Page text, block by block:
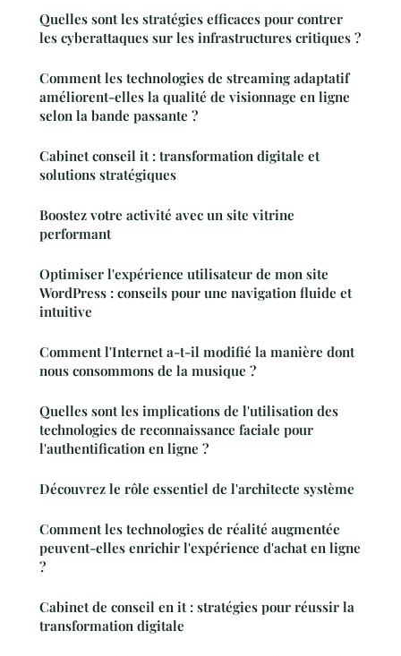
Quelles sont les stratégies efficaces pour contrer
les cyberattaques sur les infrastructures critiques ?
Comment les technologies de streaming adaptatif
améliorent-elles la qualité de visionnage en ligne
selon la bande passante ?
Cabinet conseil it : transformation digitale et
solutions stratégiques
Boostez votre activité avec un site vitrine
performant
Optimiser l'expérience utilisateur de mon site
WordPress : conseils pour une navigation fluide et
intuitive
Comment l'Internet a-t-il modifié la manière dont
nous consommons de la musique ?
Quelles sont les implications de l'utilisation des
technologies de reconnaissance faciale pour
l'authentification en ligne ?
Découvrez le rôle essentiel de l'architecte système
Comment les technologies de réalité augmentée
peuvent-elles enrichir l'expérience d'achat en ligne
?
Cabinet de conseil en it : stratégies pour réussir la
transformation digitale